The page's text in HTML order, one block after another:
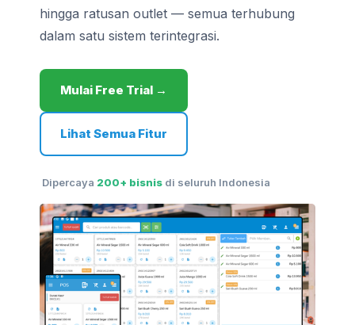
hingga ratusan outlet — semua terhubung
dalam satu sistem terintegrasi.
Mulai Free Trial →
Lihat Semua Fitur
Dipercaya 200+ bisnis di seluruh Indonesia